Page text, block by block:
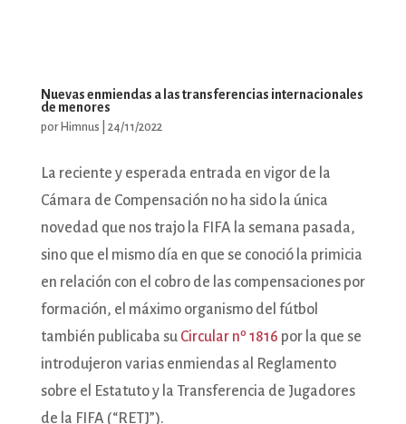
Nuevas enmiendas a las transferencias internacionales
de menores
por Himnus 24/11/2022
La reciente y esperada entrada en vigor de la
Cámara de Compensación no ha sido la única
novedad que nos trajo la FIFA la semana pasada,
sino que el mismo día en que se conoció la primicia
en relación con el cobro de las compensaciones por
formación, el máximo organismo del fútbol
también publicaba su Circular nº 1816 por la que se
introdujeron varias enmiendas al Reglamento
sobre el Estatuto y la Transferencia de Jugadores
de la FIFA (“RETJ”).